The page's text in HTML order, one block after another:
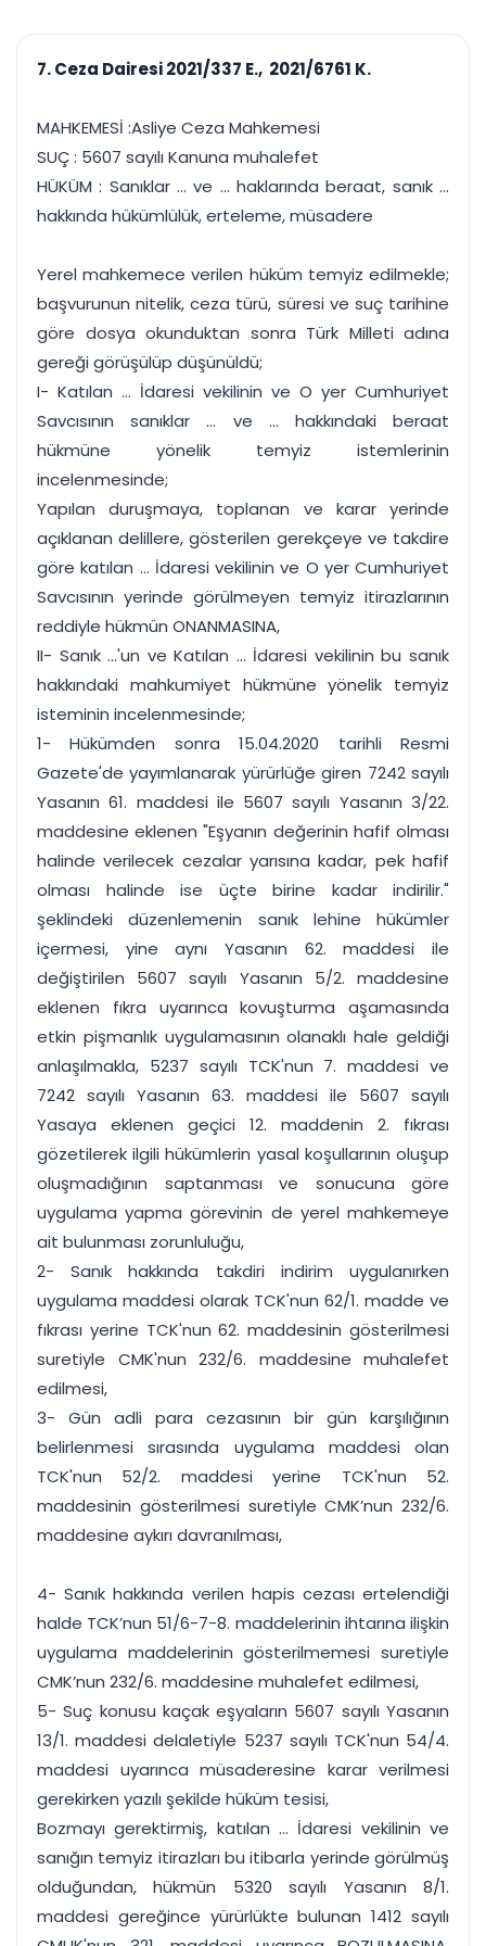
Duruşma ve görev
takvimi
Bildirim
Süreleri asla kaçırmayın
takibi
Tek panelde uçtan uca yönetim
UYAP & UETS entegrasyonundan finansa, hepsi bir arada.
7. Ceza Dairesi 2021/337 E., 2021/6761 K.
MAHKEMESİ :Asliye Ceza Mahkemesi
SUÇ : 5607 sayılı Kanuna muhalefet
HÜKÜM : Sanıklar ... ve ... haklarında beraat, sanık ...
hakkında hükümlülük, erteleme, müsadere
Yerel mahkemece verilen hüküm temyiz edilmekle;
başvurunun nitelik, ceza türü, süresi ve suç tarihine
göre dosya okunduktan sonra Türk Milleti adına
gereği görüşülüp düşünüldü;
I- Katılan ... İdaresi vekilinin ve O yer Cumhuriyet
Savcısının sanıklar ... ve ... hakkındaki beraat
hükmüne yönelik temyiz istemlerinin
incelenmesinde;
Yapılan duruşmaya, toplanan ve karar yerinde
açıklanan delillere, gösterilen gerekçeye ve takdire
göre katılan ... İdaresi vekilinin ve O yer Cumhuriyet
Savcısının yerinde görülmeyen temyiz itirazlarının
reddiyle hükmün ONANMASINA,
II- Sanık ...'un ve Katılan ... İdaresi vekilinin bu sanık
hakkındaki mahkumiyet hükmüne yönelik temyiz
isteminin incelenmesinde;
1- Hükümden sonra 15.04.2020 tarihli Resmi
Gazete'de yayımlanarak yürürlüğe giren 7242 sayılı
Yasanın 61. maddesi ile 5607 sayılı Yasanın 3/22.
maddesine eklenen "Eşyanın değerinin hafif olması
halinde verilecek cezalar yarısına kadar, pek hafif
olması halinde ise üçte birine kadar indirilir."
şeklindeki düzenlemenin sanık lehine hükümler
içermesi, yine aynı Yasanın 62. maddesi ile
değiştirilen 5607 sayılı Yasanın 5/2. maddesine
eklenen fıkra uyarınca kovuşturma aşamasında
etkin pişmanlık uygulamasının olanaklı hale geldiği
anlaşılmakla, 5237 sayılı TCK'nun 7. maddesi ve
7242 sayılı Yasanın 63. maddesi ile 5607 sayılı
Yasaya eklenen geçici 12. maddenin 2. fıkrası
gözetilerek ilgili hükümlerin yasal koşullarının oluşup
oluşmadığının saptanması ve sonucuna göre
uygulama yapma görevinin de yerel mahkemeye
ait bulunması zorunluluğu,
2- Sanık hakkında takdiri indirim uygulanırken
uygulama maddesi olarak TCK'nun 62/1. madde ve
fıkrası yerine TCK'nun 62. maddesinin gösterilmesi
suretiyle CMK'nun 232/6. maddesine muhalefet
edilmesi,
3- Gün adli para cezasının bir gün karşılığının
belirlenmesi sırasında uygulama maddesi olan
TCK'nun 52/2. maddesi yerine TCK'nun 52.
maddesinin gösterilmesi suretiyle CMK’nun 232/6.
maddesine aykırı davranılması,
4- Sanık hakkında verilen hapis cezası ertelendiği
halde TCK’nun 51/6-7-8. maddelerinin ihtarına ilişkin
uygulama maddelerinin gösterilmemesi suretiyle
CMK’nun 232/6. maddesine muhalefet edilmesi,
5- Suç konusu kaçak eşyaların 5607 sayılı Yasanın
13/1. maddesi delaletiyle 5237 sayılı TCK'nun 54/4.
maddesi uyarınca müsaderesine karar verilmesi
gerekirken yazılı şekilde hüküm tesisi,
Bozmayı gerektirmiş, katılan ... İdaresi vekilinin ve
sanığın temyiz itirazları bu itibarla yerinde görülmüş
olduğundan, hükmün 5320 sayılı Yasanın 8/1.
maddesi gereğince yürürlükte bulunan 1412 sayılı